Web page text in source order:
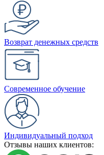
Возврат денежных средств
Современное обучение
Индивидуальный подход
Отзывы наших клиентов: